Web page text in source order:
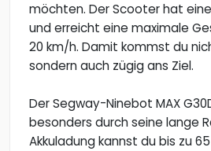
möchten. Der Scooter hat
und erreicht eine maximale
20 km/h. Damit kommst du
sondern auch zügig ans Ziel.
Der Segway-Ninebot MAX
besonders durch seine lange
Akkuladung kannst du bis zu